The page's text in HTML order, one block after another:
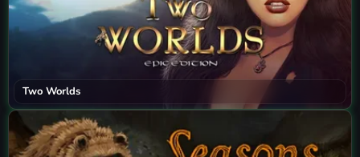
Two Worlds